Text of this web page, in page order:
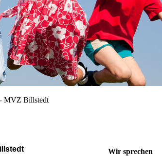
MVZ Billstedt
Wir sprechen